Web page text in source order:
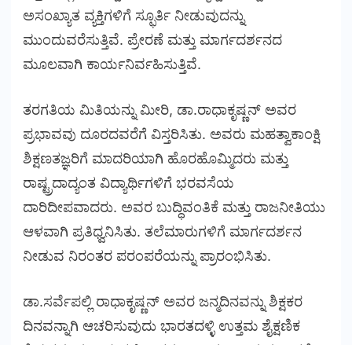
ಅಸಂಖ್ಯಾತ ವ್ಯಕ್ತಿಗಳಿಗೆ ಸ್ಫೂರ್ತಿ ನೀಡುವುದನ್ನು
ಮುಂದುವರೆಸುತ್ತಿವೆ. ಪ್ರೇರಣೆ ಮತ್ತು ಮಾರ್ಗದರ್ಶನದ
ಮೂಲವಾಗಿ ಕಾರ್ಯನಿರ್ವಹಿಸುತ್ತಿವೆ.
ತರಗತಿಯ ಮಿತಿಯನ್ನು ಮೀರಿ, ಡಾ.ರಾಧಾಕೃಷ್ಣನ್ ಅವರ
ಪ್ರಭಾವವು ದೂರದವರೆಗೆ ವಿಸ್ತರಿಸಿತು. ಅವರು ಮಹತ್ವಾಕಾಂಕ್ಷಿ
ಶಿಕ್ಷಣತಜ್ಞರಿಗೆ ಮಾದರಿಯಾಗಿ ಹೊರಹೊಮ್ಮಿದರು ಮತ್ತು
ರಾಷ್ಟ್ರದಾದ್ಯಂತ ವಿದ್ಯಾರ್ಥಿಗಳಿಗೆ ಭರವಸೆಯ
ದಾರಿದೀಪವಾದರು. ಅವರ ಬುದ್ಧಿವಂತಿಕೆ ಮತ್ತು ರಾಜನೀತಿಯು
ಆಳವಾಗಿ ಪ್ರತಿಧ್ವನಿಸಿತು. ತಲೆಮಾರುಗಳಿಗೆ ಮಾರ್ಗದರ್ಶನ
ನೀಡುವ ನಿರಂತರ ಪರಂಪರೆಯನ್ನು ಪ್ರಾರಂಭಿಸಿತು.
ಡಾ.ಸರ್ವೆಪಲ್ಲಿ ರಾಧಾಕೃಷ್ಣನ್ ಅವರ ಜನ್ಮದಿನವನ್ನು ಶಿಕ್ಷಕರ
ದಿನವನ್ನಾಗಿ ಆಚರಿಸುವುದು ಭಾರತದಳ್ಳಿ ಉತ್ತಮ ಶೈಕ್ಷಣಿಕ